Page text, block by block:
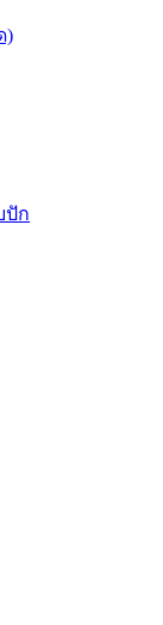
)
ปัก